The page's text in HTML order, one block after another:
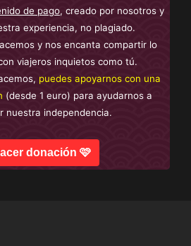
de pago, creado por nosotros y
experiencia, no plagiado.
y nos encanta compartir lo
viajeros inquietos como tú.
puedes apoyarnos con una
(desde 1 euro) para ayudarnos a
nuestra independencia.
donación 🩷